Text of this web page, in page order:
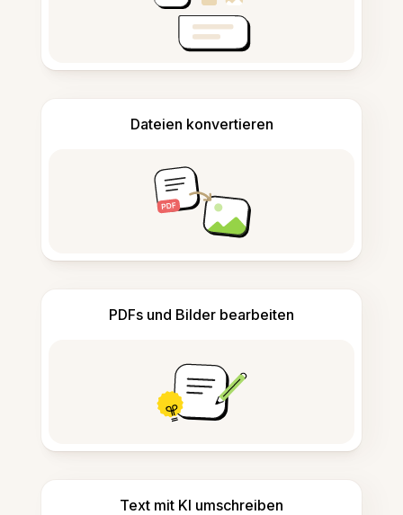
Dateien konvertieren
PDFs und Bilder bearbeiten
Text mit KI umschreiben